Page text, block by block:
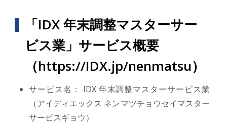
「IDX 年末調整マスターサー
ビス業」サービス概要
（https://IDX.jp/nenmatsu）
サービス名： IDX 年末調整マスターサービス業
（アイディエックス ネンマツチョウセイマスター
サービスギョウ）